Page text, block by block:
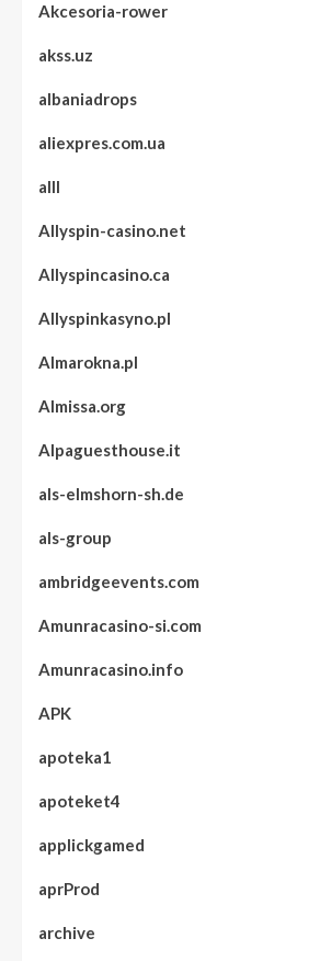
Akcesoria-rower
akss.uz
albaniadrops
aliexpres.com.ua
alll
Allyspin-casino.net
Allyspincasino.ca
Allyspinkasyno.pl
Almarokna.pl
Almissa.org
Alpaguesthouse.it
als-elmshorn-sh.de
als-group
ambridgeevents.com
Amunracasino-si.com
Amunracasino.info
APK
apoteka1
apoteket4
applickgamed
aprProd
archive